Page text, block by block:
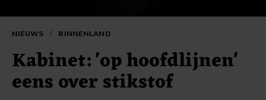
NIEUWS / BINNENLAND
Kabinet: 'op hoofdlijnen'
eens over stikstof